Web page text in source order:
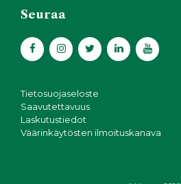
Seuraa
Tietosuojaseloste
Saavutettavuus
Laskutustiedot
Väärinkäytösten ilmoituskanava